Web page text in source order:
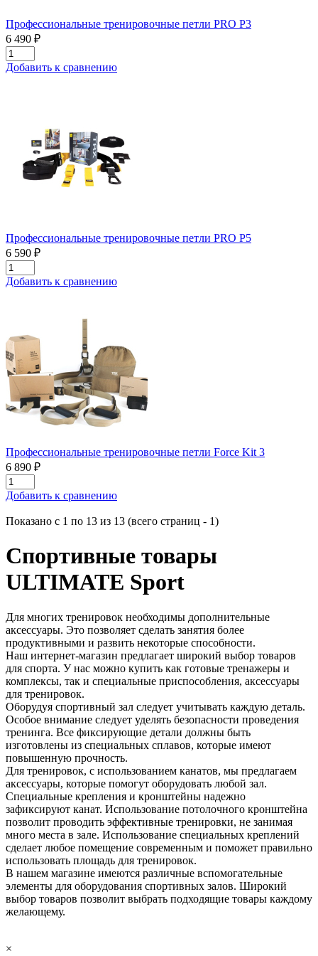
Профессиональные тренировочные петли PRO P3
6 490 ₽
Добавить к сравнению
Профессиональные тренировочные петли PRO P5
6 590 ₽
Добавить к сравнению
Профессиональные тренировочные петли Force Kit 3
6 890 ₽
Добавить к сравнению
Показано с 1 по 13 из 13 (всего страниц - 1)
Спортивные товары
ULTIMATE Sport
Для многих тренировок необходимы дополнительные
аксессуары. Это позволяет сделать занятия более
продуктивными и развить некоторые способности.
Наш интернет-магазин предлагает широкий выбор товаров
для спорта. У нас можно купить как готовые тренажеры и
комплексы, так и специальные приспособления, аксессуары
для тренировок.
Оборудуя спортивный зал следует учитывать каждую деталь.
Особое внимание следует уделять безопасности проведения
тренинга. Все фиксирующие детали должны быть
изготовлены из специальных сплавов, которые имеют
повышенную прочность.
Для тренировок, с использованием канатов, мы предлагаем
аксессуары, которые помогут оборудовать любой зал.
Специальные крепления и кронштейны надежно
зафиксируют канат. Использование потолочного кронштейна
позволит проводить эффективные тренировки, не занимая
много места в зале. Использование специальных креплений
сделает любое помещение современным и поможет правильно
использовать площадь для тренировок.
В нашем магазине имеются различные вспомогательные
элементы для оборудования спортивных залов. Широкий
выбор товаров позволит выбрать подходящие товары каждому
желающему.
×